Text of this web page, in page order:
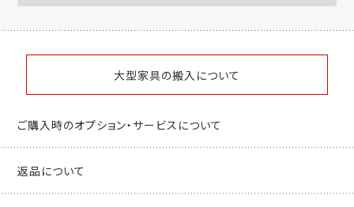
大型家具の搬入について
ご購入時のオプション・サービスについて
返品について